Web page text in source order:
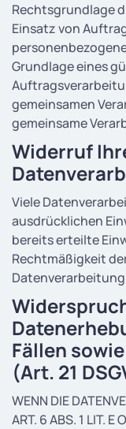
Rechtsgrundlage
Einsatz von
Grundlage eines
gemeinsamen
gemeinsame
Widerruf
Viele
ausdrücklichen
bereits erteilte
Rechtmäßigkeit
Fällen
(Art. 21
WENN DIE
ART. 6 ABS. 1 LIT. E